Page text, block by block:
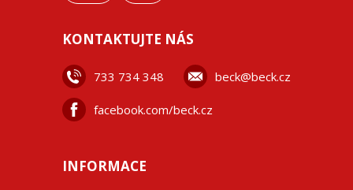
KONTAKTUJTE NÁS
733 734 348 beck@beck.cz
facebook.com/beck.cz
INFORMACE